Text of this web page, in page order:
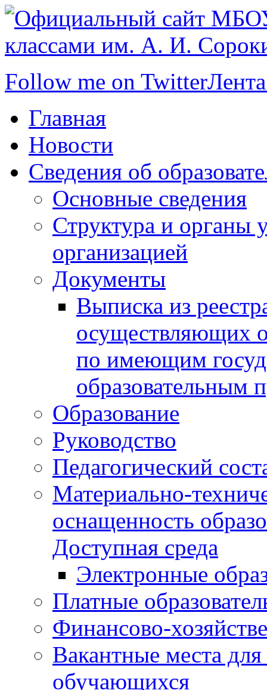
Follow me on Twitter
Главная
Новости
Сведения об
Основные сведения
Структура и органы
организацией
Документы
Выписка из
осуществляющих
по имеющим
образовательным
Образование
Руководство
Педагогический
Материально-
оснащенность
Доступная среда
Электронные
Платные
Финансово-
Вакантные места
обучающихся